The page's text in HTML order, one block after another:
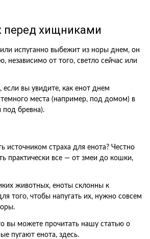
перед хищниками
или испуганно выбежит из норы днем, он
независимо от того, светло сейчас или
вы увидите, как енот днем
темного места (например, под домом) в
под бревна).
источником страха для енота? Честно
практически все — от змеи до кошки,
животных, еноты склонны к
того, чтобы напугать их, нужно совсем
вы можете прочитать нашу статью о
пугают енота, здесь.